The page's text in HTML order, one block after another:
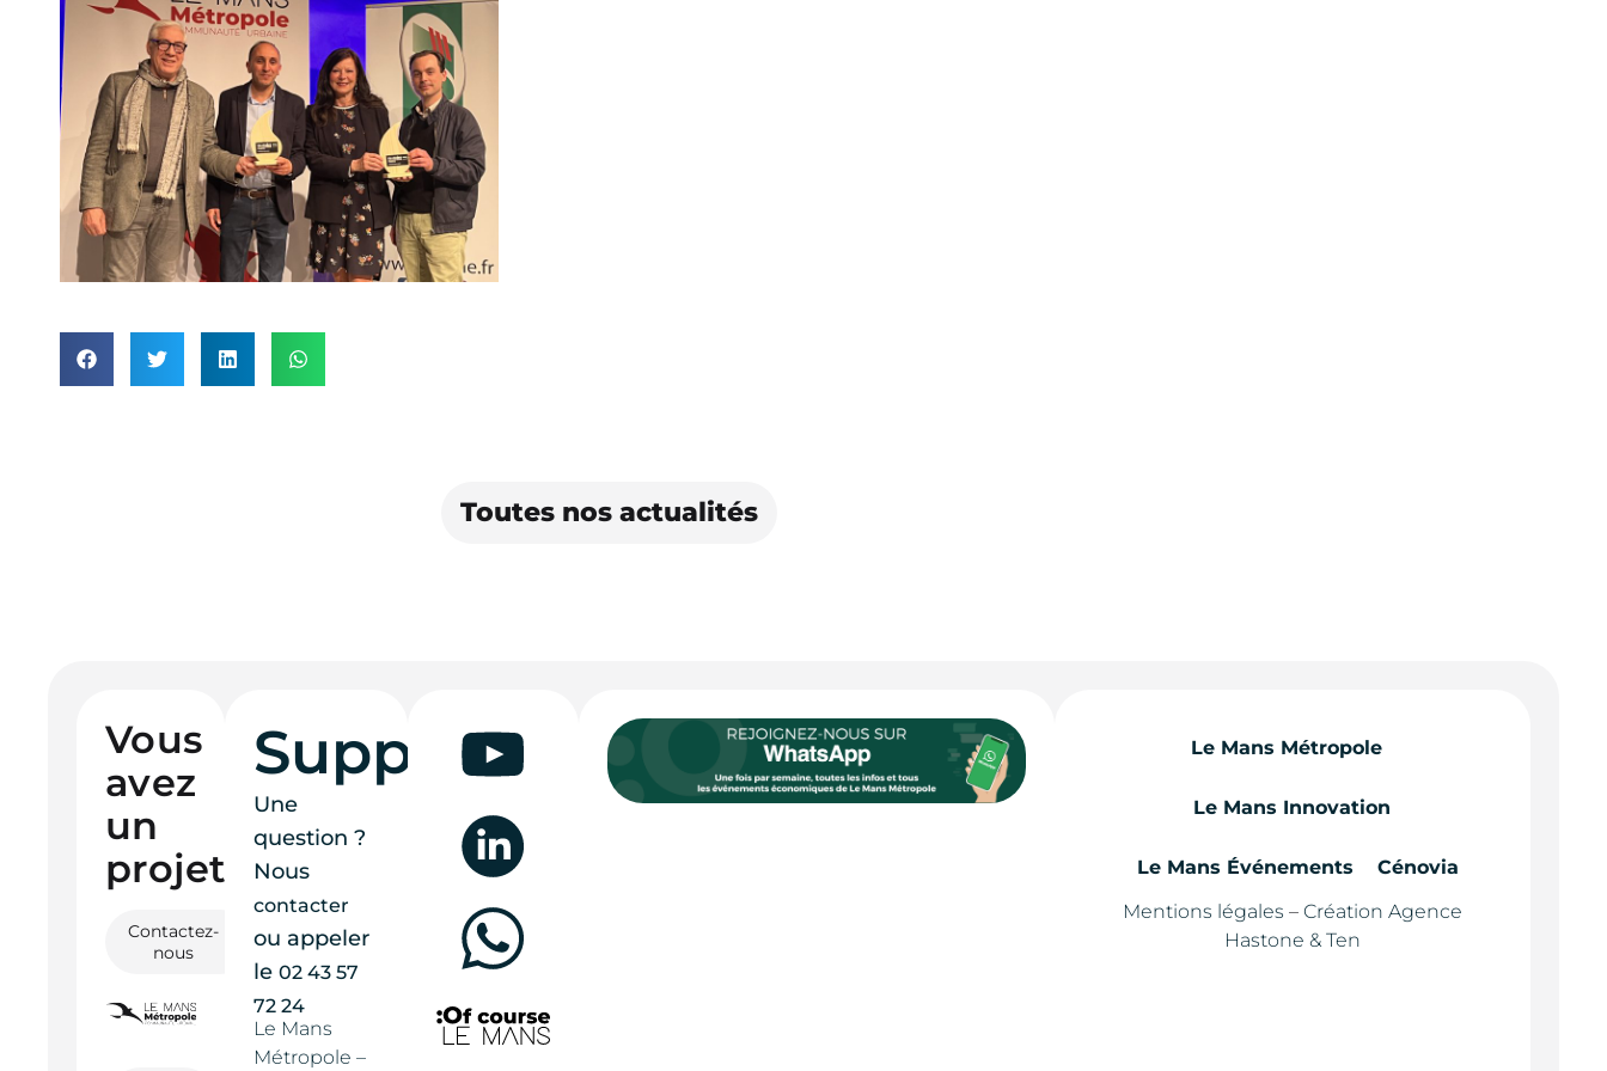
Toutes nos actualités
Vous
avez
un
projet ?
Contactez-
nous
Support
Une
question ?
Nous
contacter
ou appeler
le 02 43 57
72 24
Le Mans
Métropole –
Le Mans Métropole
Le Mans Innovation
Le Mans Événements
Cénovia
Mentions légales – Création Agence
Hastone & Ten